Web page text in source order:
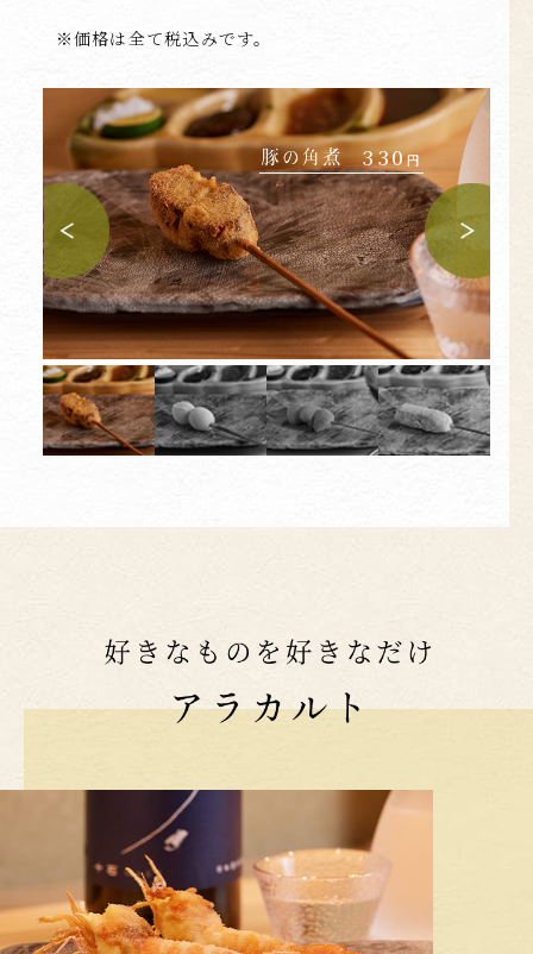
※価格は全て税込みです。
330円
240円
300
530